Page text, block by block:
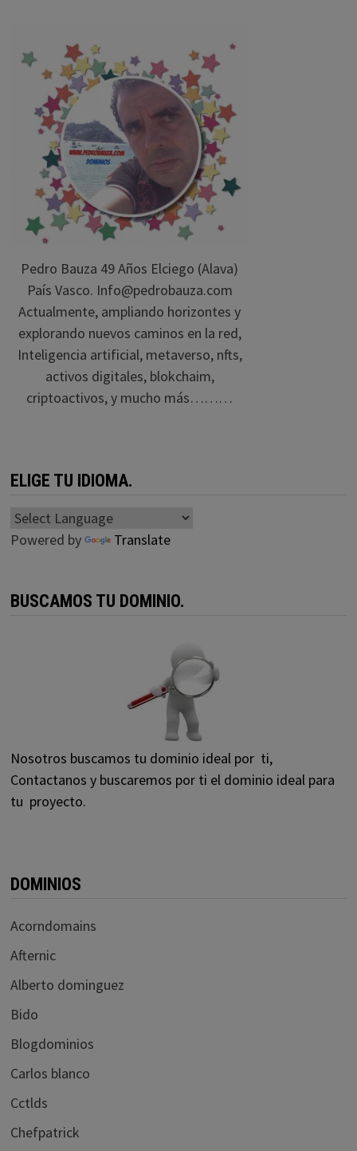
Pedro Bauza 49 Años Elciego (Alava)
País Vasco. Info@pedrobauza.com
Actualmente, ampliando horizontes y
explorando nuevos caminos en la red,
Inteligencia artificial, metaverso, nfts,
activos digitales, blokchaim,
criptoactivos, y mucho más………
ELIGE TU IDIOMA.
Powered by Translate
BUSCAMOS TU DOMINIO.
Nosotros buscamos tu dominio ideal por ti,
Contactanos y buscaremos por ti el dominio ideal para
tu proyecto.
DOMINIOS
Acorndomains
Afternic
Alberto dominguez
Bido
Blogdominios
Carlos blanco
Cctlds
Chefpatrick